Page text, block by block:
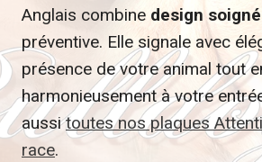
Anglais combine design soigné
préventive. Elle signale avec
présence de votre animal tout
harmonieusement à votre
aussitoutes nos plaques
race.